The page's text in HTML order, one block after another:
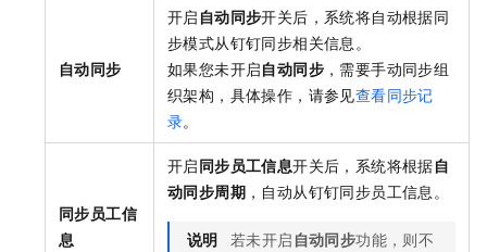
自动同步
开启 自动同步开关后，系统将自动根据同
步模式从钉钉同步相关信息。
如果您未开启自动同步 ，需要手动同步组
织架构，具体操作，请参见查看同步记
录。
同步员工信
息
开启同步员工信息开关后，系统将根据自
动同步周期 ，自动从钉钉同步员工信息。
说明 若未开启 自动同步功能，则不